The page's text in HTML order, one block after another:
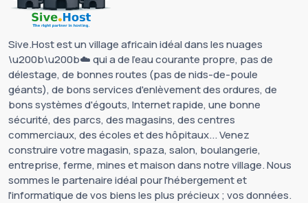
Sive.Host est un village africain idéal dans les nuages
\u200b\u200b☁️ qui a de l'eau courante propre, pas de
délestage, de bonnes routes (pas de nids-de-poule
géants), de bons services d'enlèvement des ordures, de
bons systèmes d'égouts, Internet rapide, une bonne
sécurité, des parcs, des magasins, des centres
commerciaux, des écoles et des hôpitaux... Venez
construire votre magasin, spaza, salon, boulangerie,
entreprise, ferme, mines et maison dans notre village. Nous
sommes le partenaire idéal pour l'hébergement et
l'informatique de vos biens les plus précieux ; vos données.